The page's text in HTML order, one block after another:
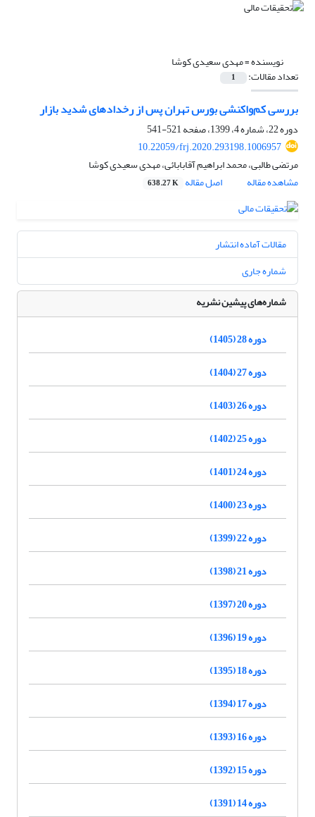
نویسنده =مهدی سعیدی کوشا
تعداد مقالات: 1
بررسی کم‌واکنشی بورس تهران پس از رخدادهای شدید بازار
دوره 22، شماره 4، 1399، صفحه
521-541
10.22059/frj.2020.293198.1006957
مرتضی طالبی، محمد ابراهیم آقابابائی، مهدی سعیدی کوشا
مشاهده مقاله
اصل مقاله 638.27 K
مقالات آماده انتشار
شماره جاری
شماره‌های پیشین نشریه
دوره 28 (1405)
دوره 27 (1404)
دوره 26 (1403)
دوره 25 (1402)
دوره 24 (1401)
دوره 23 (1400)
دوره 22 (1399)
دوره 21 (1398)
دوره 20 (1397)
دوره 19 (1396)
دوره 18 (1395)
دوره 17 (1394)
دوره 16 (1393)
دوره 15 (1392)
دوره 14 (1391)